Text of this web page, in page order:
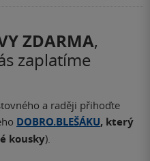
ZDARMA,
zaplatíme
a raději přihoďte
DOBRO.BLEŠÁKU, který
kousky).